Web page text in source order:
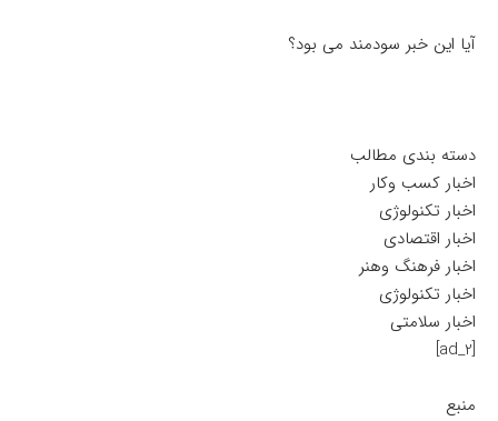
آیا این خبر سودمند می بود؟
دسته بندی مطالب
اخبار کسب وکار
اخبار تکنولوژی
اخبار اقتصادی
اخبار فرهنگ وهنر
اخبار تکنولوژی
اخبار سلامتی
[ad_2]
منبع